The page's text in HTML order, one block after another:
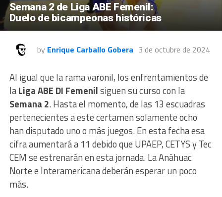
Semana 2 de Liga ABE Femenil:
Duelo de bicampeonas históricas
by Enrique Carballo Gobera 3 de octubre de 2024
Al igual que la rama varonil, los enfrentamientos de
laLiga ABE DI Femenilsiguen su curso con la
Semana 2. Hasta el momento, de las 13 escuadras
pertenecientes a este certamen solamente ocho
han disputado uno o más juegos. En esta fecha esa
cifra aumentará a 11 debido que UPAEP, CETYS y Tec
CEM se estrenarán en esta jornada. La Anáhuac
Norte e Interamericana deberán esperar un poco
más.